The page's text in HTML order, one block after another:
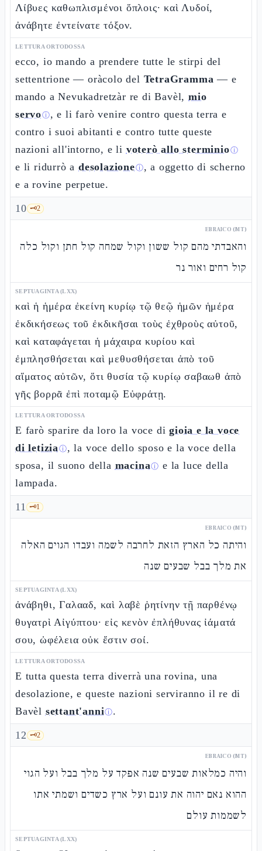
Λίβυες καθωπλισμένοι ὅπλοις· καὶ Λυδοί,
ἀνάβητε ἐντείνατε τόξον.
LETTURA ORTODOSSA
ecco, io mando a prendere tutte le stirpi del
settentrione — oràcolo del TetraGramma — e
mando a Nevukadretzàr re di Bavèl, mio
servoⓘ, e li farò venire contro questa terra e
contro i suoi abitanti e contro tutte queste
nazioni all'intorno, e li voterò allo sterminioⓘ
e li ridurrò adesolazioneⓘ, a oggetto di scherno
e a rovine perpetue.
10 🗝️2
EBRAICO (MT)
והאבדתי מהם קול ששון וקול שמחה קול חתן וקול כלה
קול רחים ואור נר
SEPTUAGINTA (LXX)
καὶ ἡ ἡμέρα ἐκείνη κυρίῳ τῷ θεῷ ἡμῶν ἡμέρα
ἐκδικήσεως τοῦ ἐκδικῆσαι τοὺς ἐχθροὺς αὐτοῦ,
καὶ καταφάγεται ἡ μάχαιρα κυρίου καὶ
ἐμπλησθήσεται καὶ μεθυσθήσεται ἀπὸ τοῦ
αἵματος αὐτῶν, ὅτι θυσία τῷ κυρίῳ σαβαωθ ἀπὸ
γῆς βορρᾶ ἐπὶ ποταμῷ Εὐφράτῃ.
LETTURA ORTODOSSA
E farò sparire da loro la voce digioia e la voce
di letiziaⓘ, la voce dello sposo e la voce della
sposa, il suono della macinaⓘ e la luce della
lampada.
11 🗝️1
EBRAICO (MT)
והיתה כל הארץ הזאת לחרבה לשמה ועבדו הגוים האלה
את מלך בבל שבעים שנה
SEPTUAGINTA (LXX)
ἀνάβηθι, Γαλααδ, καὶ λαβὲ ῥητίνην τῇ παρθένῳ
θυγατρὶ Αἰγύπτου· εἰς κενὸν ἐπλήθυνας ἰάματά
σου, ὠφέλεια οὐκ ἔστιν σοί.
LETTURA ORTODOSSA
E tutta questa terra diverrà una rovina, una
desolazione, e queste nazioni serviranno il re di
Bavèl settant'anniⓘ.
12 🗝️2
EBRAICO (MT)
והיה כמלאות שבעים שנה אפקד על מלך בבל ועל הגוי
ההוא נאם יהוה את עונם ועל ארץ כשדים ושמתי אתו
לשממות עולם
SEPTUAGINTA (LXX)